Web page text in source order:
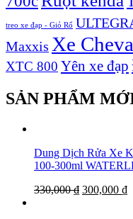
treo xe đạp - Giỏ Rổ
Maxxis Xe
XTC 800 Yên xe đạp
SẢN PHẨM
Dung Dịch Rửa Xe
100-300ml
330,000₫ 300,000 ₫